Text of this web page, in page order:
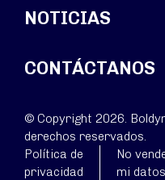
NOTICIAS
CONTÁCTANOS
© Copyright 2026.
derechos reservados.
Política de
privacidad
No
mi datos